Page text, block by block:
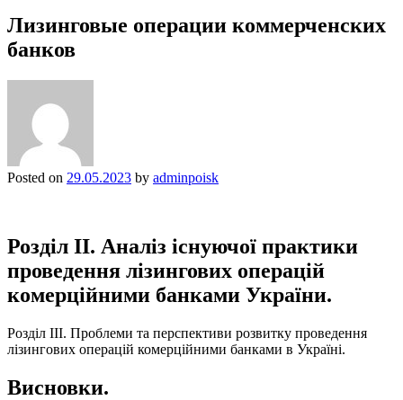
Лизинговые операции коммерченских
банков
Posted on 29.05.2023 by adminpoisk
Розділ ІІ. Аналіз існуючої практики
проведення лізингових операцій
комерційними банками України.
Розділ ІІІ. Проблеми та перспективи розвитку проведення
лізингових операцій комерційними банками в Україні.
Висновки.